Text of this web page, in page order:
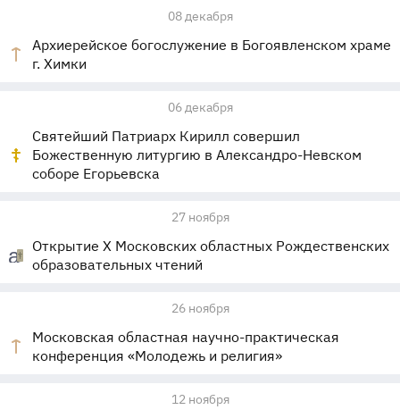
08 декабря
Архиерейское богослужение в Богоявленском храме
г. Химки
06 декабря
Святейший Патриарх Кирилл совершил
Божественную литургию в Александро-Невском
соборе Егорьевска
27 ноября
Открытие X Московских областных Рождественских
образовательных чтений
26 ноября
Московская областная научно-практическая
конференция «Молодежь и религия»
12 ноября